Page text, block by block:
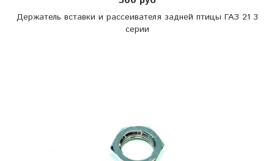
Держатель вставки и рассеивателя задней птицы ГАЗ 21 3
серии